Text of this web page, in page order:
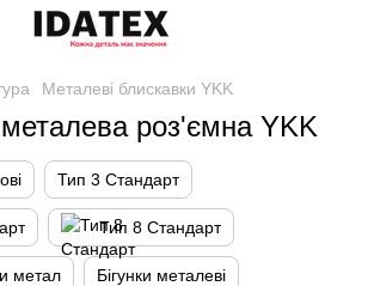
Металеві блискавки YKK
роз'ємна YKK
Тип 3 Стандарт
Тип 8 Стандарт
метал Бігунки металеві